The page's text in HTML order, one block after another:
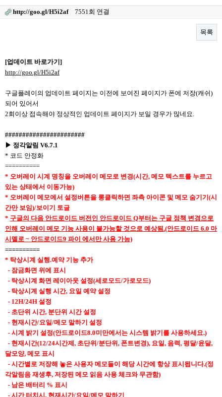
http://goo.gl/H5i2af 7551회 연결
목록
[업데이트 바로가기]
http://goo.gl/H5i2af
구글플레이의 업데이트 페이지는 이전에 보여진 페이지가 폰에 저장(캐쉬)
되어 있어서
2회이상 접속해야 정상적인 업데이트 페이지가 보일 경우가 많네요.
#######################
▶ 정각알림 V6.7.1
* 코드 안정화
==========
* 오버레이 시계 명칭을 오버레이 메모로 변경(시간, 메모 텍스트를 누르고
있는 상태에서 이동가능)
* 오버레이 메모에서 설정버튼을 롱클릭하면 좌측 아이콘 및 메모 숨기기(시
간만 보임)/보이기 토글
* 구글의 다음 안드로이드 버전인 안드로이드 Q부터는 구글 정책 변경으로
인해 오버레이 메모 기능 사용이 불가능할 것으로 예상됨.(안드로이드 6.0 마
시멜로 ~ 안드로이드9 파이 에서만 사용 가능)
==========
* 탁상시계 실행.예약 기능 추가
- 잠금화면 위에 표시
- 탁상시계 화면 레이아웃 설정(세로모드/가로모드)
- 탁상시계 실행 시간, 요일 예약 설정
- 12H/24H 설정
- 초단위 시간, 분단위 시간 설정
- 현재시간/요일/메모 말하기 설정
- 시계 밝기 설정(안드로이드8.0미만에서는 시스템 밝기를 사용하세요.)
- 현재시간(12/24시간제, 초단위/분단위, 폰트변경), 요일, 음력, 평달/윤달,
달모양, 메모 표시
- 시간별로 저장해 놓은 사용자 메모들이 해당 시간에 항상 표시됩니다.(정
각알림음 재생후, 저장된 메모 읽음 사용 체크와 무관함)
- 남은 배터리 % 표시
- 시간 터치시, 현재시간/요일/메모 말하기